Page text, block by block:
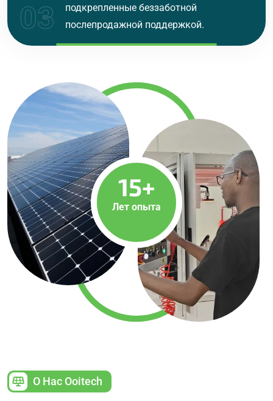
03
подкрепленные беззаботной
послепродажной поддержкой.
15+
Лет опыта
О Нас Ooitech